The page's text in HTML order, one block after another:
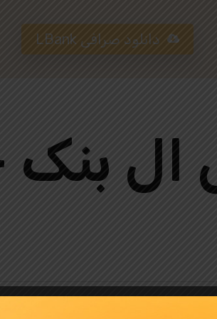
or ESC to close
دانلود صرافی LBank
ال بنک